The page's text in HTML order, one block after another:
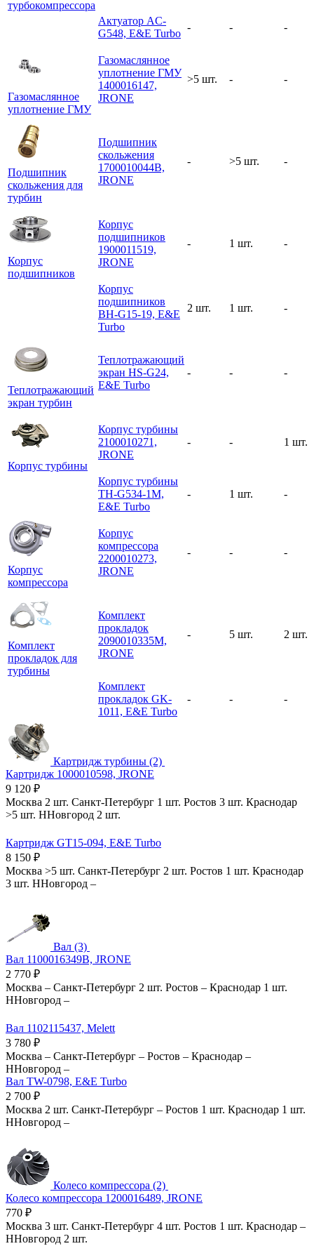
турбокомпрессора
Актуатор AC-
G548, E&E Turbo
- - -
Газомаслянное
уплотнение ГМУ
Газомаслянное
уплотнение ГМУ
1400016147,
JRONE
>5 шт. - -
Подшипник
скольжения для
турбин
Подшипник
скольжения
1700010044B,
JRONE
- >5 шт. -
Корпус
подшипников
Корпус
подшипников
1900011519,
JRONE
- 1 шт. -
Корпус
подшипников
BH-G15-19, E&E
Turbo
2 шт. 1 шт. -
Теплотражающий
экран турбин
Теплотражающий
экран HS-G24,
E&E Turbo
- - -
Корпус турбины
Корпус турбины
2100010271,
JRONE
- - 1 шт.
Корпус турбины
TH-G534-1M,
E&E Turbo
- 1 шт. -
Корпус
компрессора
Корпус
компрессора
2200010273,
JRONE
- - -
Комплект
прокладок для
турбины
Комплект
прокладок
2090010335M,
JRONE
- 5 шт. 2 шт.
Комплект
прокладок GK-
1011, E&E Turbo
- - -
Картридж турбины (2)
Картридж 1000010598, JRONE
9 120 ₽
Москва 2 шт. Санкт-Петербург 1 шт. Ростов 3 шт. Краснодар
>5 шт. ННовгород 2 шт.
Картридж GT15-094, E&E Turbo
8 150 ₽
Москва >5 шт. Санкт-Петербург 2 шт. Ростов 1 шт. Краснодар
3 шт. ННовгород –
Вал (3)
Вал 1100016349B, JRONE
2 770 ₽
Москва – Санкт-Петербург 2 шт. Ростов – Краснодар 1 шт.
ННовгород –
Вал 1102115437, Melett
3 780 ₽
Москва – Санкт-Петербург – Ростов – Краснодар –
ННовгород –
Вал TW-0798, E&E Turbo
2 700 ₽
Москва 2 шт. Санкт-Петербург – Ростов 1 шт. Краснодар 1 шт.
ННовгород –
Колесо компрессора (2)
Колесо компрессора 1200016489, JRONE
770 ₽
Москва 3 шт. Санкт-Петербург 4 шт. Ростов 1 шт. Краснодар –
ННовгород 2 шт.